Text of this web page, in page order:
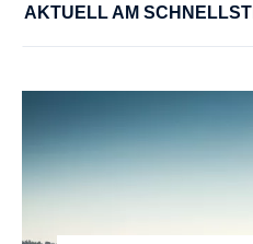
MOTOR-
NABEN :
AKTUELL AM